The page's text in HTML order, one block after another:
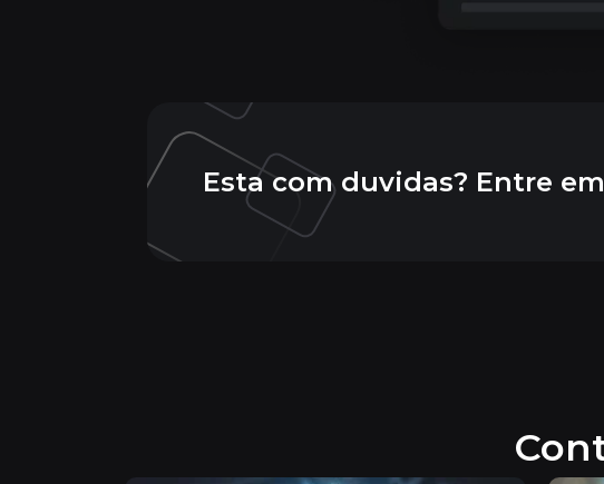
Esta com duvidas? Entre